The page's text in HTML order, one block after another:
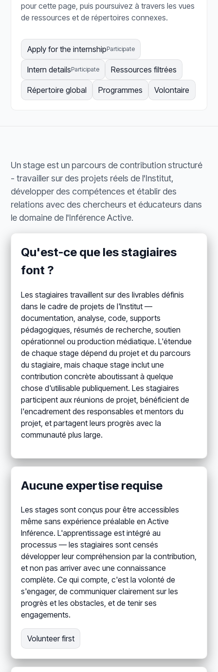
pour cette page, puis poursuivez à travers les vues
de ressources et de répertoires connexes.
Apply for the internshipParticipate
Intern detailsParticipate Ressources filtrées
Répertoire global Programmes Volontaire
Un stage est un parcours de contribution structuré
- travailler sur des projets réels de l'Institut,
développer des compétences et établir des
relations avec des chercheurs et éducateurs dans
le domaine de l'Inférence Active.
Qu'est-ce que les stagiaires
font ?
Les stagiaires travaillent sur des livrables définis
dans le cadre de projets de l'Institut —
documentation, analyse, code, supports
pédagogiques, résumés de recherche, soutien
opérationnel ou production médiatique. L'étendue
de chaque stage dépend du projet et du parcours
du stagiaire, mais chaque stage inclut une
contribution concrète aboutissant à quelque
chose d'utilisable publiquement. Les stagiaires
participent aux réunions de projet, bénéficient de
l'encadrement des responsables et mentors du
projet, et partagent leurs progrès avec la
communauté plus large.
Aucune expertise requise
Les stages sont conçus pour être accessibles
même sans expérience préalable en Active
Inférence. L'apprentissage est intégré au
processus — les stagiaires sont censés
développer leur compréhension par la contribution,
et non pas arriver avec une connaissance
complète. Ce qui compte, c'est la volonté de
s'engager, de communiquer clairement sur les
progrès et les obstacles, et de tenir ses
engagements.
Volunteer first